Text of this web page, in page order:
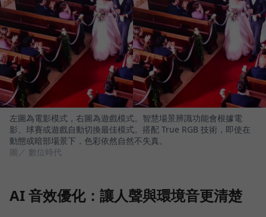
左圖為電影模式，右圖為遊戲模式。智慧場景辨識功能會根據電
影、球賽或遊戲自動切換最佳模式。搭配 True RGB 技術，即使在
動態或暗部場景下，色彩依然自然不失真。
圖／ 數位時代
AI 音效優化：讓人聲與環境音更清楚